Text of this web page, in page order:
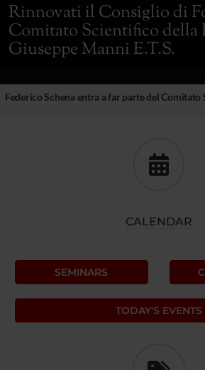
Rinnovati il Consiglio di
Comitato Scientifico della
Giuseppe Manni E.T.S.
Federico Schena entra a far parte del
CALENDAR
SEMINARS
TODAY'S EVENTS